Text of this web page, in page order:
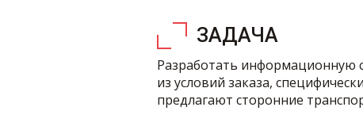
ЗАДАЧА
Разработать информационную
из условий заказа,
предлагают сторонние